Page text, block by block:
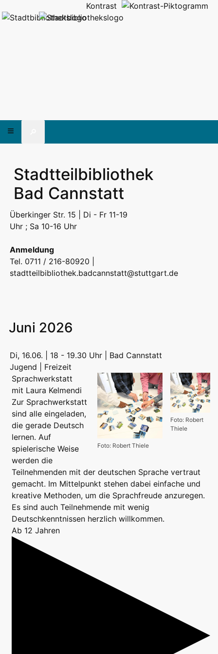
Kontrast
Stadtteilbibliothek
Bad Cannstatt
Überkinger Str. 15 | Di - Fr 11-19
Uhr ; Sa 10-16 Uhr
Anmeldung
Tel. 0711 / 216-80920 |
stadtteilbibliothek.badcannstatt@stuttgart.de
Juni 2026
Di, 16.06. | 18 - 19.30 Uhr | Bad Cannstatt
Jugend | Freizeit
Foto: Robert
Thiele
Foto: Robert Thiele
Sprachwerkstatt
mit Laura Kelmendi
Zur Sprachwerkstatt
sind alle eingeladen,
die gerade Deutsch
lernen. Auf
spielerische Weise
werden die
Teilnehmenden mit der deutschen Sprache vertraut
gemacht. Im Mittelpunkt stehen dabei einfache und
kreative Methoden, um die Sprachfreude anzuregen.
Es sind auch Teilnehmende mit wenig
Deutschkenntnissen herzlich willkommen.
Ab 12 Jahren